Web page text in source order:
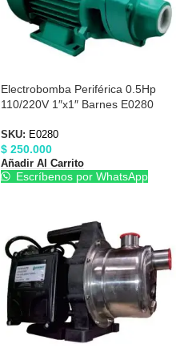
Electrobomba Periférica 0.5Hp
110/220V 1″x1″ Barnes E0280
SKU: E0280
$ 250.000
Añadir Al Carrito
Escríbenos por WhatsApp